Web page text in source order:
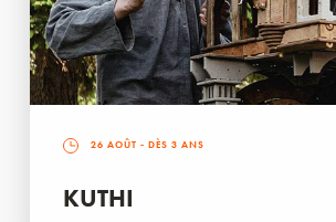
26 AOÛT - DÈS 3 ANS
KUTHI